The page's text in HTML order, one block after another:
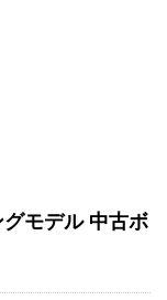
モデル 中古ボ